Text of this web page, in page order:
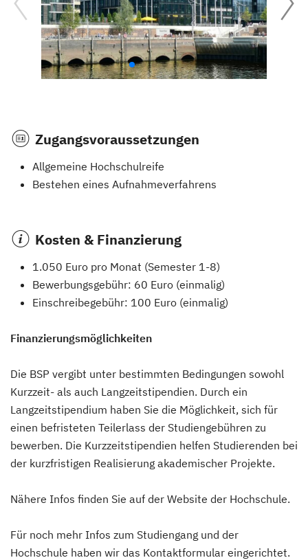
Zugangsvoraussetzungen
Allgemeine Hochschulreife
Bestehen eines Aufnahmeverfahrens
Kosten & Finanzierung
1.050 Euro pro Monat (Semester 1-8)
Bewerbungsgebühr: 60 Euro (einmalig)
Einschreibegebühr: 100 Euro (einmalig)
Finanzierungsmöglichkeiten
Die BSP vergibt unter bestimmten Bedingungen sowohl
Kurzzeit- als auch Langzeitstipendien. Durch ein
Langzeitstipendium haben Sie die Möglichkeit, sich für
einen befristeten Teilerlass der Studiengebühren zu
bewerben. Die Kurzzeitstipendien helfen Studierenden bei
der kurzfristigen Realisierung akademischer Projekte.
Nähere Infos finden Sie auf der Website der Hochschule.
Für noch mehr Infos zum Studiengang und der
Hochschule haben wir das Kontaktformular eingerichtet.